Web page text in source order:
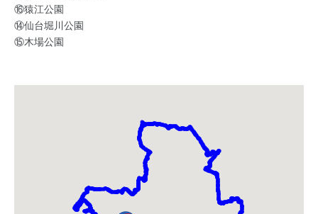
⑯猿江公園
⑭仙台堀川公園
⑮木場公園